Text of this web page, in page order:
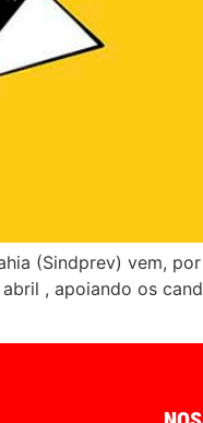
(Sindprev) vem,
, apoiando os